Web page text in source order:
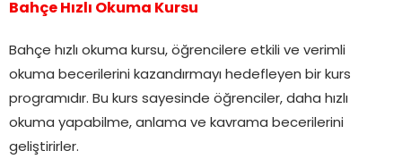
Bahçe Hızlı Okuma Kursu
Bahçe hızlı okuma kursu, öğrencilere etkili ve verimli
okuma becerilerini kazandırmayı hedefleyen bir kurs
programıdır. Bu kurs sayesinde öğrenciler, daha hızlı
okuma yapabilme, anlama ve kavrama becerilerini
geliştirirler.